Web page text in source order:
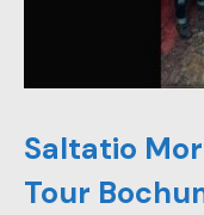
Saltatio
Tour